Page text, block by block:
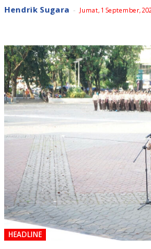
Hendrik Sugara - Jumat, 1 September,
HEADLINE